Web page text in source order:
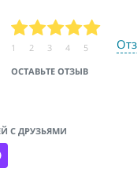
ОСТАВЬТЕ ОТЗЫВ
1 2 3 4 5
С ДРУЗЬЯМИ